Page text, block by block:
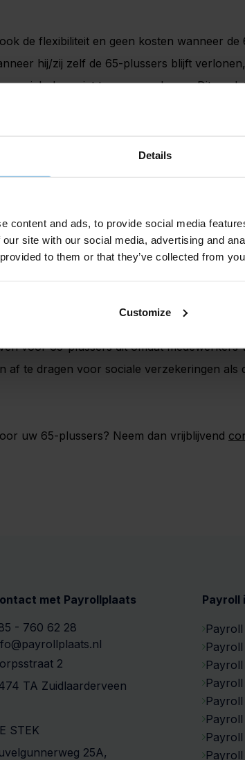
Details
content and ads, to provide social media
site with our social media, advertising and
to them or that they’ve collected from
Customize
de flexibiliteit en geen kosten wanneer de
hij/zij zelf de 65-plussers blijft
ze zich daar niet tegen verzekeren. Dit
af te komen als een werkgever ze
laat gaan. Dat is vanuit veel cao”s een
rompslomp kost. Houdt een bedrijf zijn
een jaar later te laten afvloeien, dan
ingeschakeld. Via een payroll
voor 65-plussers dit omdat medewerkers
af te dragen voor sociale verzekeringen als
uw 65-plussers? Neem dan vrijblijvend
met Payrollplaats
- 760 62 28
2
TA Zuidlaarderveen
STEK
25A,
Payroll